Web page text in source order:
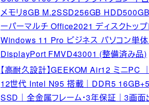
メモリ8GB M.2SSD256GB
ーパーマルチ Office2021 ディスクトッ
Windows 11 Pro ビジネス パソコン単
DisplayPort FMVD43001 (整備済み品)
【高耐久設計】GEEKOM Air12 ミニPC
12世代 Intel N95 搭載｜DDR5
SSD｜全金属フレーム・3年保証｜3画面